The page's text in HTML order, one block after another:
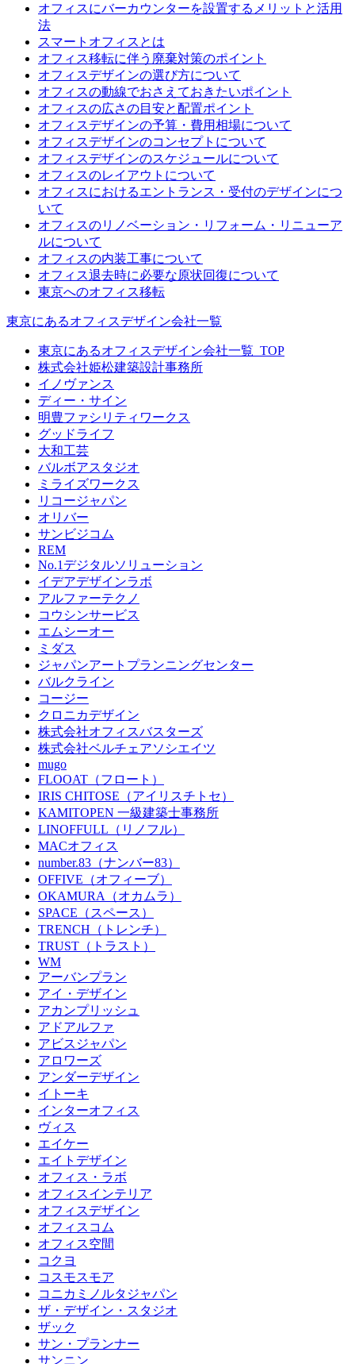
オフィスにバーカウンターを設置するメリットと活用
法
スマートオフィスとは
オフィス移転に伴う廃棄対策のポイント
オフィスデザインの選び方について
オフィスの動線でおさえておきたいポイント
オフィスの広さの目安と配置ポイント
オフィスデザインの予算・費用相場について
オフィスデザインのコンセプトについて
オフィスデザインのスケジュールについて
オフィスのレイアウトについて
オフィスにおけるエントランス・受付のデザインにつ
いて
オフィスのリノベーション・リフォーム・リニューア
ルについて
オフィスの内装工事について
オフィス退去時に必要な原状回復について
東京へのオフィス移転
東京にあるオフィスデザイン会社一覧
東京にあるオフィスデザイン会社一覧_TOP
株式会社姫松建築設計事務所
イノヴァンス
ディー・サイン
明豊ファシリティワークス
グッドライフ
大和工芸
バルボアスタジオ
ミライズワークス
リコージャパン
オリバー
サンビジコム
REM
No.1デジタルソリューション
イデアデザインラボ
アルファーテクノ
コウシンサービス
エムシーオー
ミダス
ジャパンアートプランニングセンター
バルクライン
コージー
クロニカデザイン
株式会社オフィスバスターズ
株式会社ベルチェアソシエイツ
mugo
FLOOAT（フロート）
IRIS CHITOSE（アイリスチトセ）
KAMITOPEN 一級建築士事務所
LINOFFULL（リノフル）
MACオフィス
number.83（ナンバー83）
OFFIVE（オフィーブ）
OKAMURA（オカムラ）
SPACE（スペース）
TRENCH（トレンチ）
TRUST（トラスト）
WM
アーバンプラン
アイ・デザイン
アカンプリッシュ
アドアルファ
アビスジャパン
アロワーズ
アンダーデザイン
イトーキ
インターオフィス
ヴィス
エイケー
エイトデザイン
オフィス・ラボ
オフィスインテリア
オフィスデザイン
オフィスコム
オフィス空間
コクヨ
コスモスモア
コニカミノルタジャパン
ザ・デザイン・スタジオ
ザック
サン・プランナー
サンニン